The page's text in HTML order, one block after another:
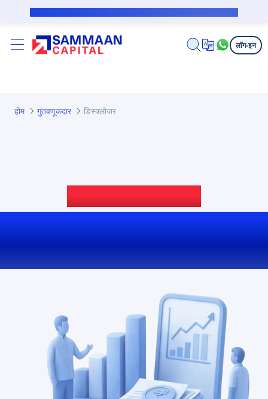
मुख्य घटक वगळा
लॉग-इन
होम गुंतवणूकदार डिस्क्लोजर
SEBI LODR डिस्क्लोजर आणि